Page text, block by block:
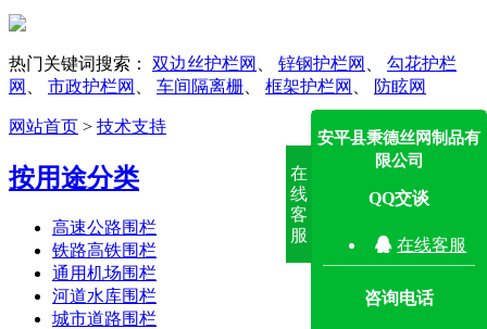
热门关键词搜索： 双边丝护栏网 锌钢护栏网
勾花护栏
网
市政护栏网 车间隔离栅 框架护栏网 防眩网
网站首页 > 技术支持
按用途分类
高速公路围栏
铁路高铁围栏
通用机场围栏
河道水库围栏
城市道路围栏
在
线
客
服
安平县秉德丝网制品有
限公司
QQ交谈
 在线客服
咨询电话